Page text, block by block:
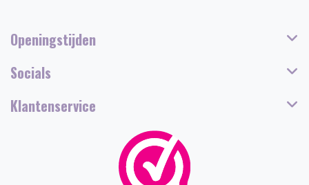
Openingstijden
Socials
Klantenservice